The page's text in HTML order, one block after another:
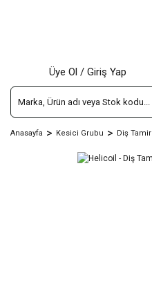
Üye Ol / Giriş Yap
Anasayfa Kesici Grubu Diş Tamir